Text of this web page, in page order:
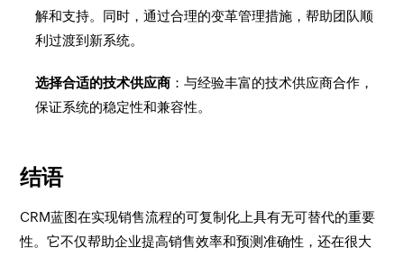
解和支持。同时，通过合理的变革管理措施，帮助团队顺
利过渡到新系统。
选择合适的技术供应商 ：与经验丰富的技术供应商合作，
保证系统的稳定性和兼容性。
结语
CRM蓝图在实现销售流程的可复制化上具有无可替代的重要
性。它不仅帮助企业提高销售效率和预测准确性，还在很大